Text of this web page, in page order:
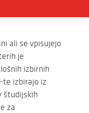
ali se vpisujejo
je
izbirnih
te izbirajo iz
študijskih
za